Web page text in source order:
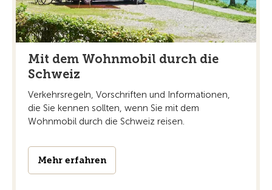
Mit dem Wohnmobil durch die
Schweiz
Verkehrsregeln, Vorschriften und Informationen,
die Sie kennen sollten, wenn Sie mit dem
Wohnmobil durch die Schweiz reisen.
Mehr erfahren